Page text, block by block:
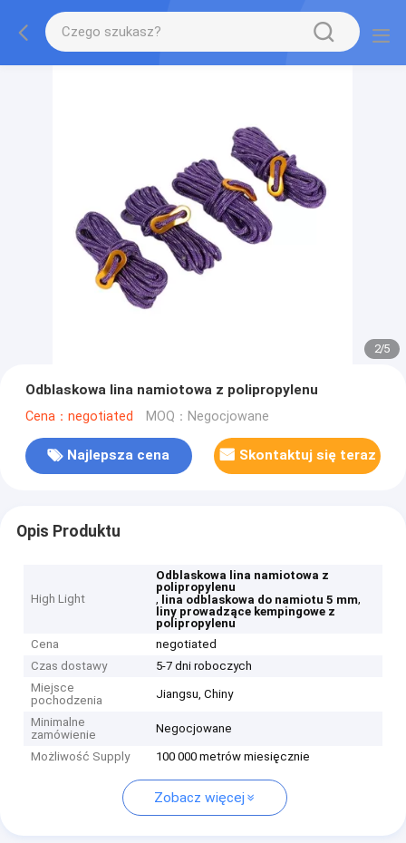
2/5
Odblaskowa lina namiotowa z polipropylenu
Cena：negotiated MOQ：Negocjowane
Najlepsza cena Skontaktuj się teraz
Opis Produktu
High Light
Odblaskowa lina namiotowa z
polipropylenu
, lina odblaskowa do namiotu 5 mm,
liny prowadzące kempingowe z
polipropylenu
Cena
negotiated
Czas dostawy
5-7 dni roboczych
Miejsce
pochodzenia
Jiangsu, Chiny
Minimalne
zamówienie
Negocjowane
Możliwość Supply 100 000 metrów miesięcznie
Zobacz więcej